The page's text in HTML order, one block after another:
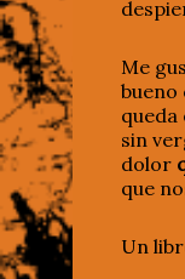
Me
bueno
queda
sin
dolor
que
Un